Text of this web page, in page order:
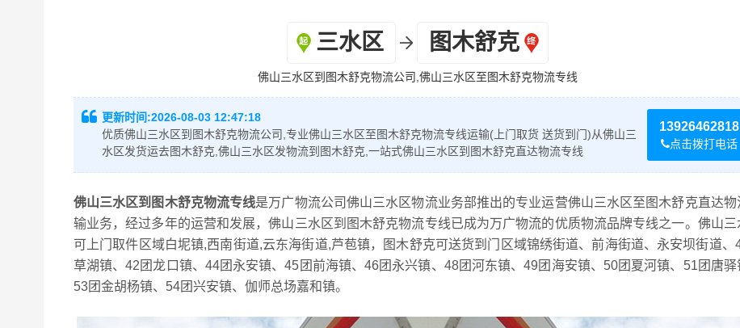
三水区 图木舒克
佛山三水区到图木舒克物流公司,佛山三水区至图木舒克物流专线
13926462818
点击拨打电话
更新时间:2026-08-03 12:47:18
优质佛山三水区到图木舒克物流公司,专业佛山三水区至图木舒克物流专线运输(上门取货 送货到门)从佛山三
水区发货运去图木舒克,佛山三水区发物流到图木舒克,一站式佛山三水区到图木舒克直达物流专线
佛山三水区到图木舒克物流专线是万广物流公司佛山三水区物流业务部推出的专业运营佛山三水区至图木舒克直达物
输业务，经过多年的运营和发展，佛山三水区到图木舒克物流专线已成为万广物流的优质物流品牌专线之一。佛山三
可上门取件区域白坭镇,西南街道,云东海街道,芦苞镇，图木舒克可送货到门区域锦绣街道、前海街道、永安坝街道、
草湖镇、42团龙口镇、44团永安镇、45团前海镇、46团永兴镇、48团河东镇、49团海安镇、50团夏河镇、51团唐驿
53团金胡杨镇、54团兴安镇、伽师总场嘉和镇。